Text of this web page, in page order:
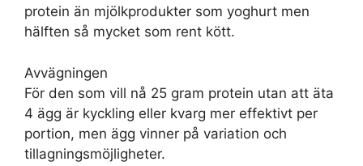
protein än mjölkprodukter som yoghurt men
hälften så mycket som rent kött.
Avvägningen
För den som vill nå 25 gram protein utan att äta
4 ägg är kyckling eller kvarg mer effektivt per
portion, men ägg vinner på variation och
tillagningsmöjligheter.